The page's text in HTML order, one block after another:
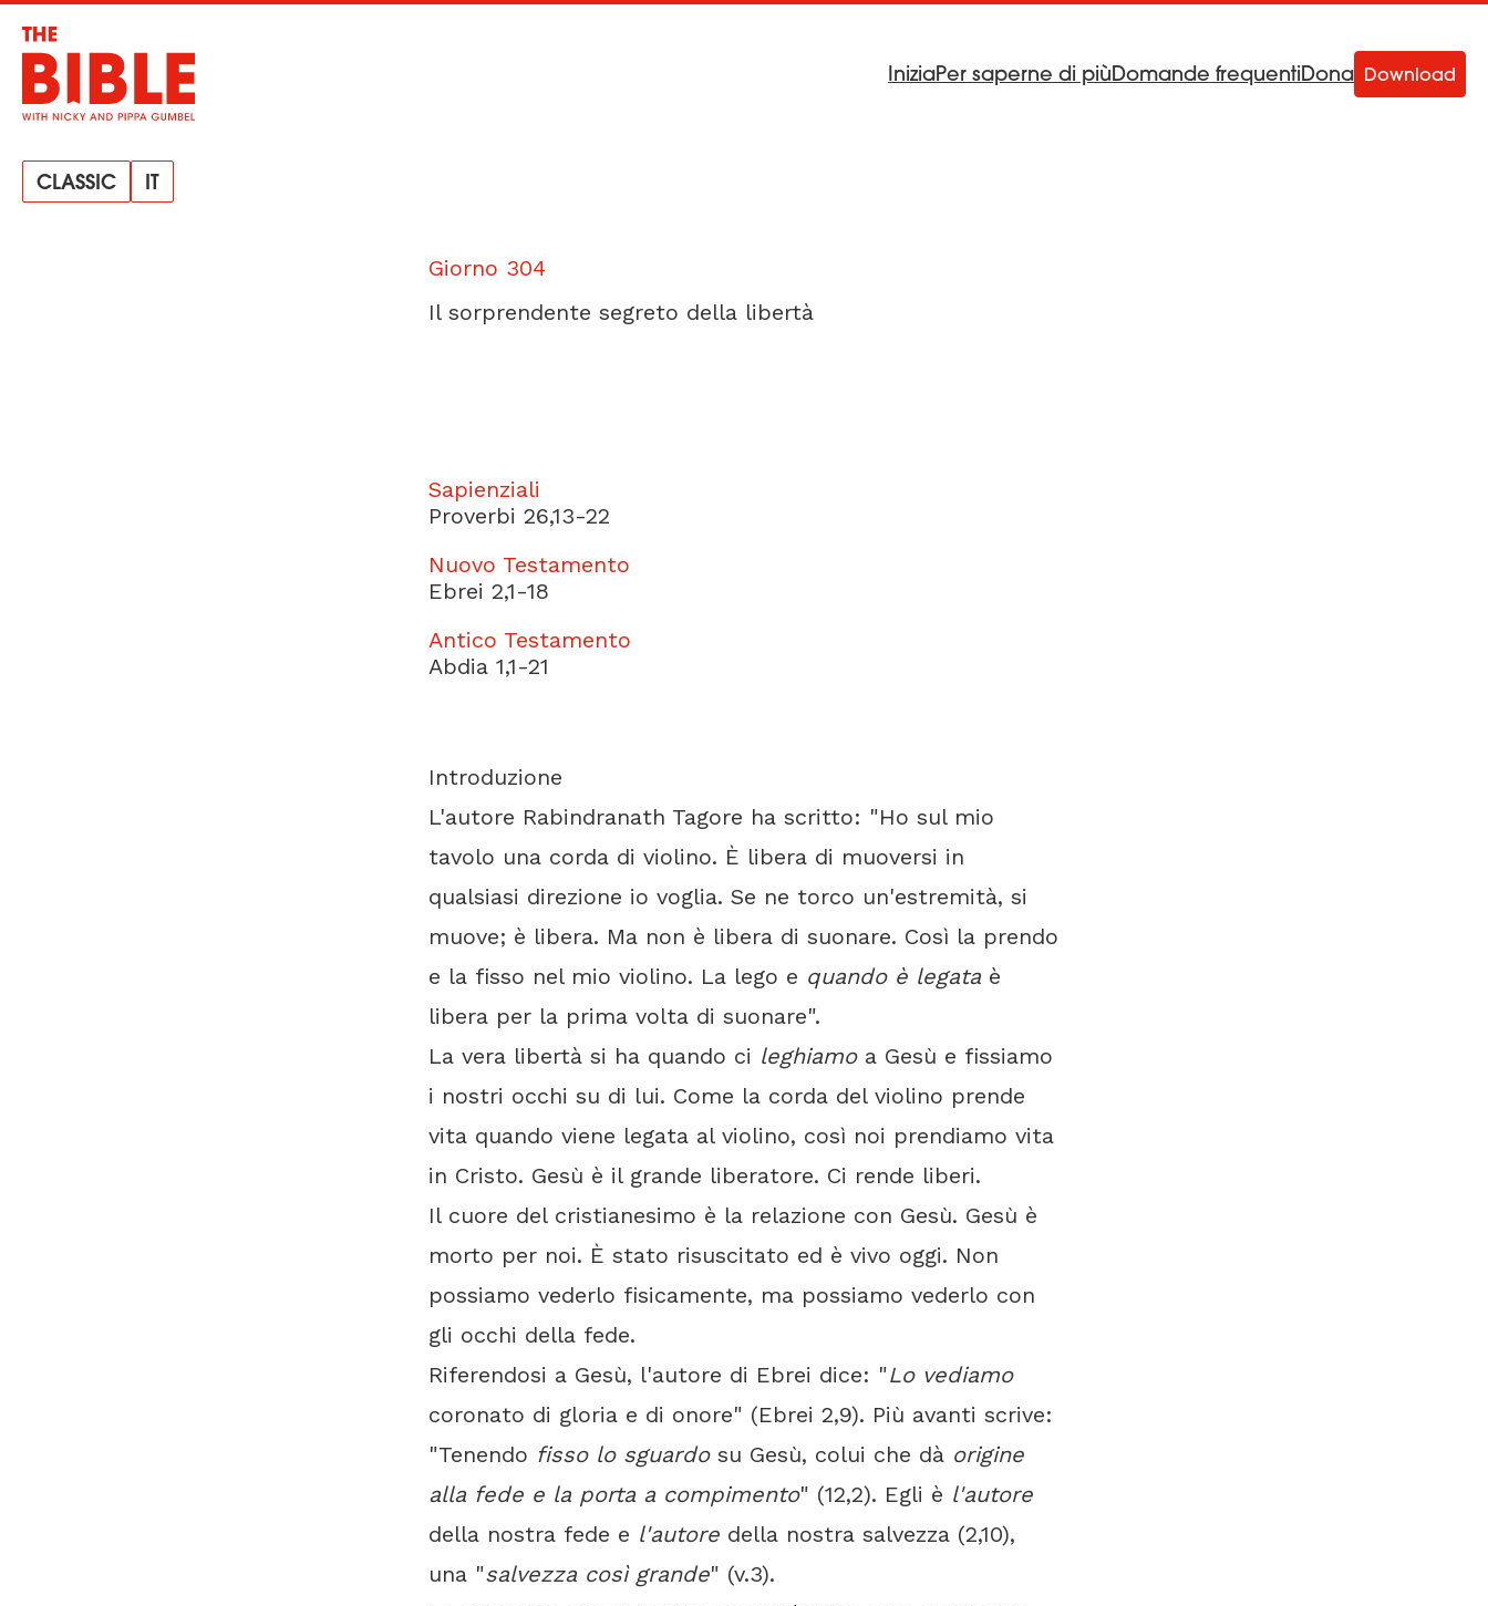
CLASSIC IT
IniziaPer saperne di piùDomande frequentiDona Download
Giorno 304
Il sorprendente segreto della libertà
Sapienziali
Proverbi 26,13-22
Nuovo Testamento
Ebrei 2,1-18
Antico Testamento
Abdia 1,1-21
Introduzione
L'autore Rabindranath Tagore ha scritto: "Ho sul mio
tavolo una corda di violino. È libera di muoversi in
qualsiasi direzione io voglia. Se ne torco un'estremità, si
muove; è libera. Ma non è libera di suonare. Così la prendo
e la fisso nel mio violino. La lego e quando è legata è
libera per la prima volta di suonare".
La vera libertà si ha quando ci leghiamoa Gesù e fissiamo
i nostri occhi su di lui. Come la corda del violino prende
vita quando viene legata al violino, così noi prendiamo vita
in Cristo. Gesù è il grande liberatore. Ci rende liberi.
Il cuore del cristianesimo è la relazione con Gesù. Gesù è
morto per noi. È stato risuscitato ed è vivo oggi. Non
possiamo vederlo fisicamente, ma possiamo vederlo con
gli occhi della fede.
Riferendosi a Gesù, l'autore di Ebrei dice: "Lo vediamo
coronato di gloria e di onore" (Ebrei 2,9). Più avanti scrive:
"Tenendo fisso lo sguardosu Gesù, colui che dà origine
alla fede e la porta a compimento" (12,2). Egli è l'autore
della nostra fede e l'autore della nostra salvezza (2,10),
una "salvezza così grande" (v.3).